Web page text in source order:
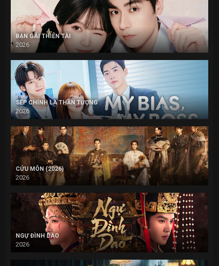
BẠN GÁI THIÊN TÀI
2026
SẾP CHÍNH LÀ THẦN TƯỢNG
2026
CỬU MÔN (2026)
2026
NGỰ ĐÌNH DAO
2026